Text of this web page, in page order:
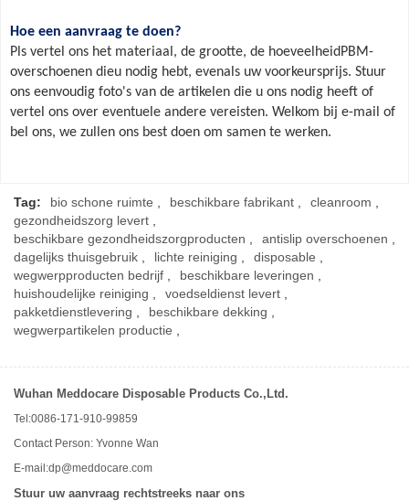
Hoe een aanvraag te doen?
Pls vertel ons het materiaal, de grootte, de hoeveelheid PBM-
overschoenen dieu nodig hebt, evenals uw voorkeursprijs. Stuur
ons eenvoudig foto's van de artikelen die u ons nodig heeft of
vertel ons over eventuele andere vereisten. Welkom bij e-mail of
bel ons, we zullen ons best doen om samen te werken.
Tag: bio schone ruimte beschikbare fabrikant cleanroom
gezondheidszorg levert
beschikbare gezondheidszorgproducten
antislip overschoenen
dagelijks thuisgebruik
lichte reiniging disposable
wegwerpproducten bedrijf
beschikbare leveringen
huishoudelijke reiniging
voedseldienst levert
pakketdienstlevering
beschikbare dekking
wegwerpartikelen productie
Wuhan Meddocare Disposable Products Co.,Ltd.
Tel:0086-171-910-99859
Contact Person: Yvonne Wan
E-mail:dp@meddocare.com
Stuur uw aanvraag rechtstreeks naar ons